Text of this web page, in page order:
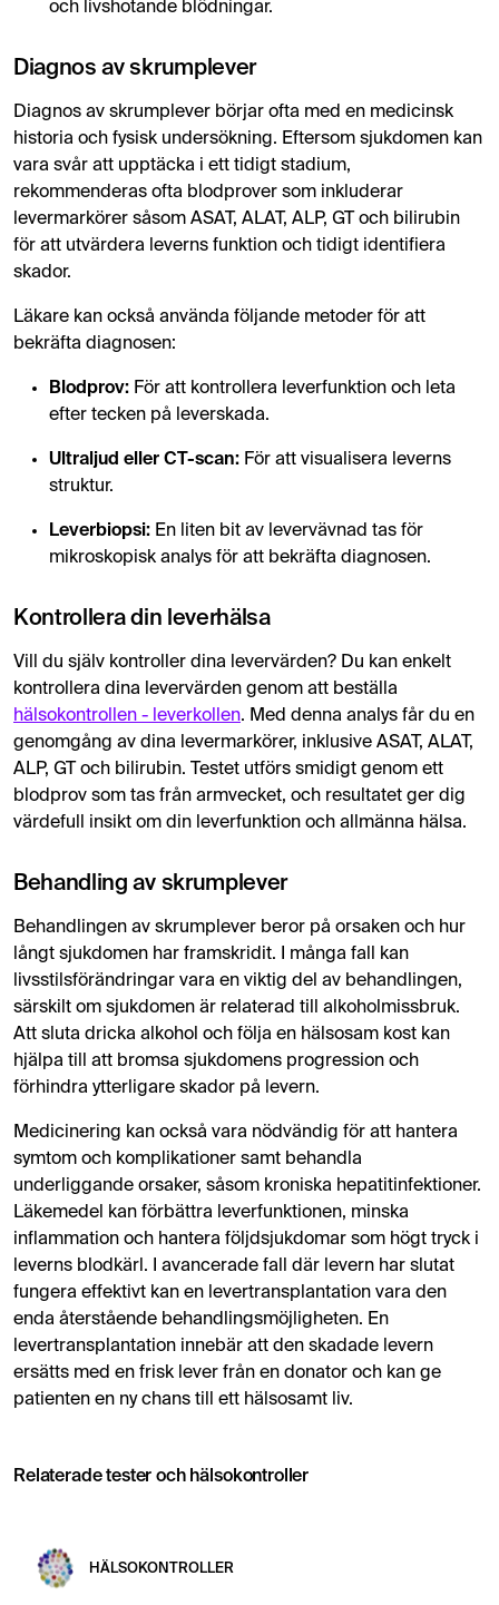
och livshotande blödningar.
Diagnos av skrumplever
Diagnos av skrumplever börjar ofta med en medicinsk
historia och fysisk undersökning. Eftersom sjukdomen kan
vara svår att upptäcka i ett tidigt stadium,
rekommenderas ofta blodprover som inkluderar
levermarkörer såsom ASAT, ALAT, ALP, GT och bilirubin
för att utvärdera leverns funktion och tidigt identifiera
skador.
Läkare kan också använda följande metoder för att
bekräfta diagnosen:
Blodprov: För att kontrollera leverfunktion och leta
efter tecken på leverskada.
Ultraljud eller CT-scan: För att visualisera leverns
struktur.
Leverbiopsi: En liten bit av levervävnad tas för
mikroskopisk analys för att bekräfta diagnosen.
Kontrollera din leverhälsa
Vill du själv kontroller dina levervärden? Du kan enkelt
kontrollera dina levervärden genom att beställa
hälsokontrollen - leverkollen. Med denna analys får du en
genomgång av dina levermarkörer, inklusive ASAT, ALAT,
ALP, GT och bilirubin. Testet utförs smidigt genom ett
blodprov som tas från armvecket, och resultatet ger dig
värdefull insikt om din leverfunktion och allmänna hälsa.
Behandling av skrumplever
Behandlingen av skrumplever beror på orsaken och hur
långt sjukdomen har framskridit. I många fall kan
livsstilsförändringar vara en viktig del av behandlingen,
särskilt om sjukdomen är relaterad till alkoholmissbruk.
Att sluta dricka alkohol och följa en hälsosam kost kan
hjälpa till att bromsa sjukdomens progression och
förhindra ytterligare skador på levern.
Medicinering kan också vara nödvändig för att hantera
symtom och komplikationer samt behandla
underliggande orsaker, såsom kroniska hepatitinfektioner.
Läkemedel kan förbättra leverfunktionen, minska
inflammation och hantera följdsjukdomar som högt tryck i
leverns blodkärl. I avancerade fall där levern har slutat
fungera effektivt kan en levertransplantation vara den
enda återstående behandlingsmöjligheten. En
levertransplantation innebär att den skadade levern
ersätts med en frisk lever från en donator och kan ge
patienten en ny chans till ett hälsosamt liv.
Relaterade tester och hälsokontroller
HÄLSOKONTROLLER